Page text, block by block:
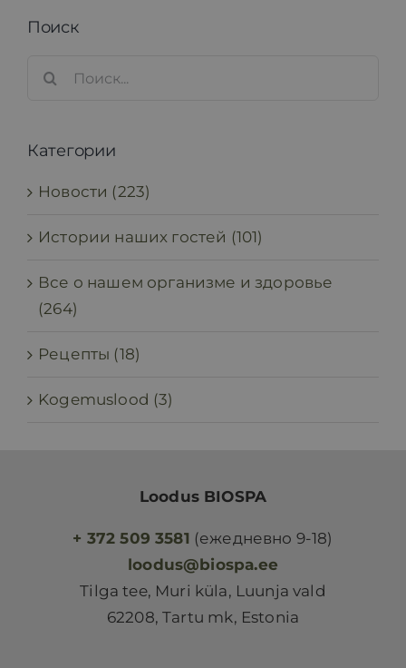
Поиск
Search
Категории
Новости (223)
Истории наших гостей (101)
Все о нашем организме и здоровье
(264)
Рецепты (18)
Kogemuslood (3)
Loodus BIOSPA
+ 372 509 3581 (ежедневно 9-18)
loodus@biospa.ee
Tilga tee, Muri küla, Luunja vald
62208, Tartu mk, Estonia